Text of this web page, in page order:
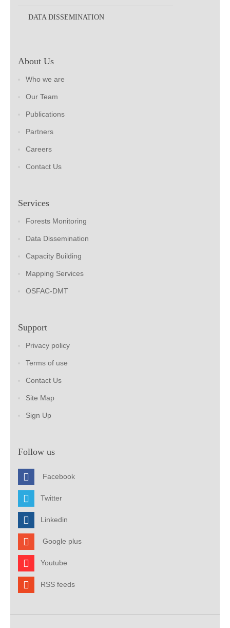
DATA DISSEMINATION
About Us
Who we are
Our Team
Publications
Partners
Careers
Contact Us
Services
Forests Monitoring
Data Dissemination
Capacity Building
Mapping Services
OSFAC-DMT
Support
Privacy policy
Terms of use
Contact Us
Site Map
Sign Up
Follow us
Facebook
Twitter
Linkedin
Google plus
Youtube
RSS feeds